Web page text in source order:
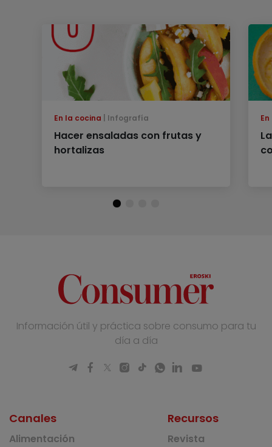
En la cocina Infografía
Hacer ensaladas con frutas y
hortalizas
Información útil y práctica sobre consumo para tu
día a día
Canales
Alimentación
Recursos
Revista